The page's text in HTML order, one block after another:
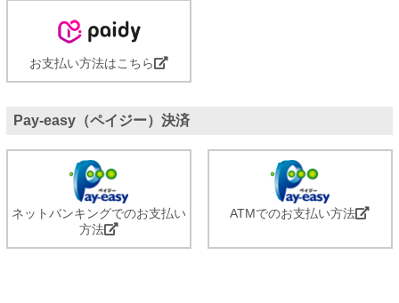
お支払い方法はこちら
Pay-easy（ペイジー）決済
ネットバンキングでのお支払い
方法
ATMでのお支払い方法